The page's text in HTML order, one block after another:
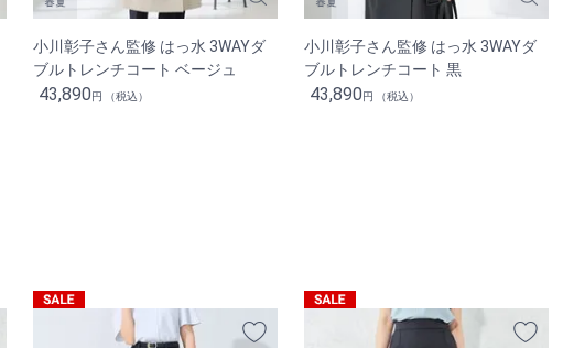
小川彰子さん監修 はっ水 3WAYダ
ブルトレンチコート ベージュ
43,890円 （税込）
小川彰子さん監修 はっ水 3WAYダ
ブルトレンチコート 黒
43,890円 （税込）